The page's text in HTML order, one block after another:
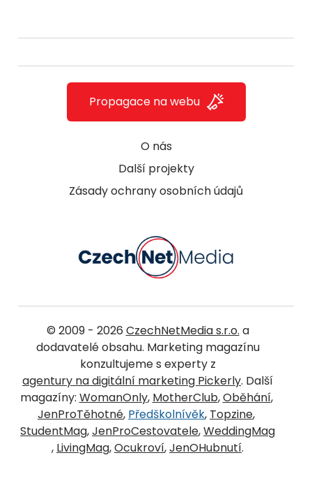
O nás
Další projekty
Zásady ochrany osobních údajů
Propagace na webu
© 2009 - 2026 CzechNetMedia s.r.o. a
dodavatelé obsahu. Marketing magazínu
konzultujeme s experty z
agentury na digitální marketing Pickerly. Další
magazíny: WomanOnly, MotherClub,Oběhání,
JenProTěhotné, Předškolnívěk, Topzine,
StudentMag,JenProCestovatele,WeddingMag
, LivingMag,Ocukroví,JenOHubnutí.